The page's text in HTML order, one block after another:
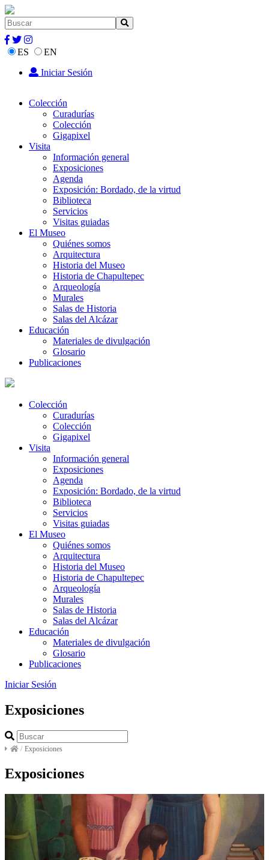
ES
EN
Iniciar Sesión
Colección
Curadurías
Colección
Gigapixel
Visita
Información general
Exposiciones
Agenda
Exposición: Bordado, de la virtud
Biblioteca
Servicios
Visitas guiadas
El Museo
Quiénes somos
Arquitectura
Historia del Museo
Historia de Chapultepec
Arqueología
Murales
Salas de Historia
Salas del Alcázar
Educación
Materiales de divulgación
Glosario
Publicaciones
Colección
Curadurías
Colección
Gigapixel
Visita
Información general
Exposiciones
Agenda
Exposición: Bordado, de la virtud
Biblioteca
Servicios
Visitas guiadas
El Museo
Quiénes somos
Arquitectura
Historia del Museo
Historia de Chapultepec
Arqueología
Murales
Salas de Historia
Salas del Alcázar
Educación
Materiales de divulgación
Glosario
Publicaciones
Iniciar Sesión
Exposiciones
/ Exposiciones
Exposiciones